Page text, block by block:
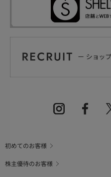
初めてのお客様
株主優待のお客様